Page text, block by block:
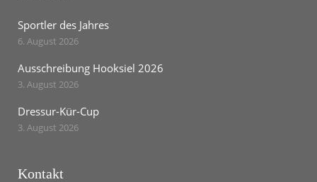
Sportler des Jahres
6. August 2026
Ausschreibung Hooksiel 2026
3. August 2026
Dressur-Kür-Cup
3. August 2026
Kontakt